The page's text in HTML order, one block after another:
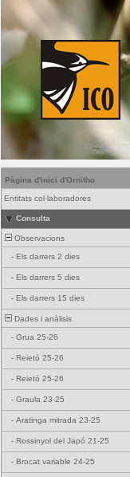
Pàgina d'inici d'Ornitho
Entitats col·laboradores
Consulta
Observacions
- Els darrers 2 dies
- Els darrers 5 dies
- Els darrers 15 dies
Dades i anàlisis
- Grua 25-26
- Reietó 25-26
- Reietó 25-26
- Graula 23-25
- Aratinga mitrada 23-25
- Rossinyol del Japó 21-25
- Brocat variable 24-25